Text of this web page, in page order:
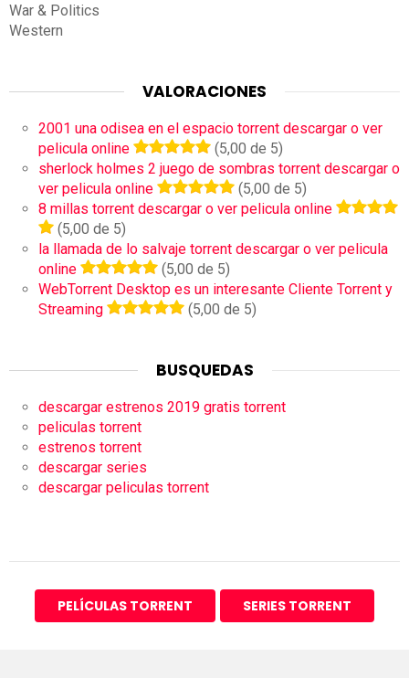
War & Politics
Western
VALORACIONES
2001 una odisea en el espacio torrent descargar o ver
pelicula online
(5,00 de 5)
sherlock holmes 2 juego de sombras torrent descargar o
ver pelicula online
(5,00 de 5)
8 millas torrent descargar o ver pelicula online
(5,00 de 5)
la llamada de lo salvaje torrent descargar o ver pelicula
online
(5,00 de 5)
WebTorrent Desktop es un interesante Cliente Torrent y
Streaming
(5,00 de 5)
BUSQUEDAS
descargar estrenos 2019 gratis torrent
peliculas torrent
estrenos torrent
descargar series
descargar peliculas torrent
PELÍCULAS TORRENT SERIES TORRENT